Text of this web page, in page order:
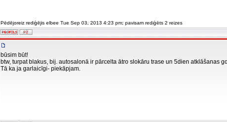
Pēdējoreiz rediģējis elbee Tue Sep 03, 2013 4:23 pm; pavisam rediģēts 2 reizes
būsim būt!
btw, turpat blakus, bij. autosalonā ir pārcelta ātro slokāru trase un 5dien atklāšanas
Tā ka ja garlaicīgi- piekāpjam.